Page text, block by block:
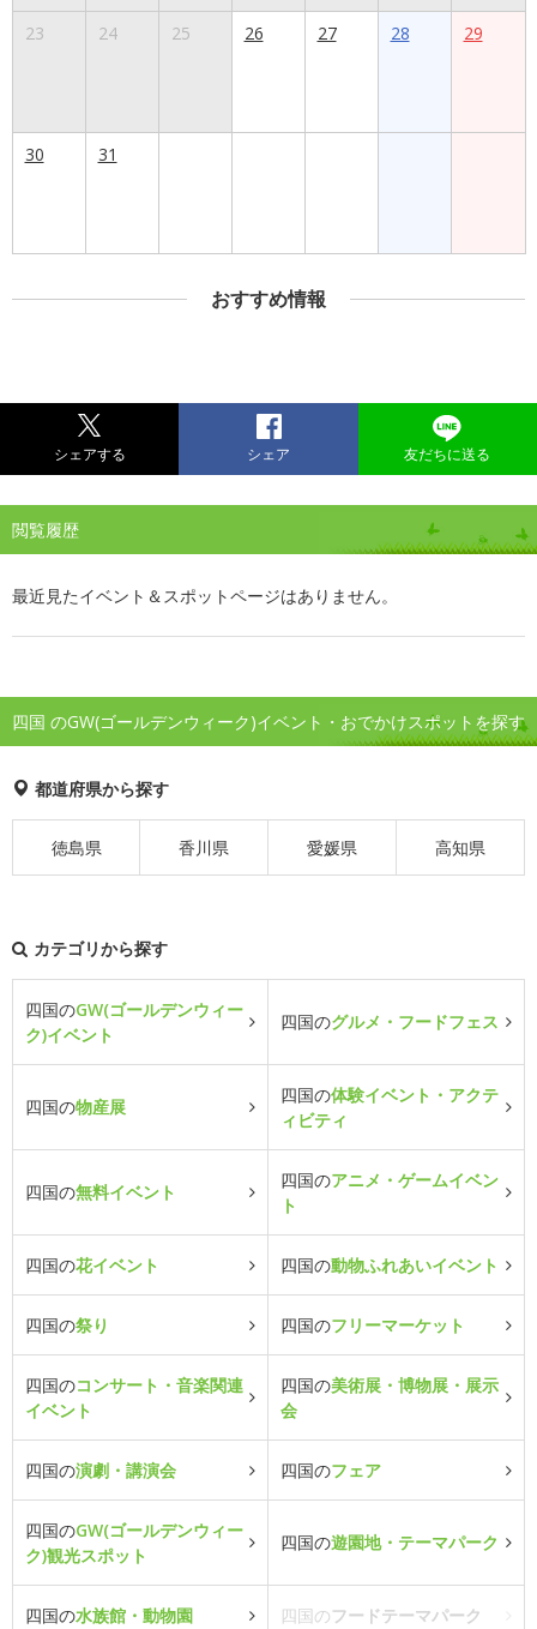
23 24 25 26 27 28 29
30 31
おすすめ情報
シェアする シェア 友だちに送る
閲覧履歴
最近見たイベント＆スポットページはありません。
四国 のGW(ゴールデンウィーク)イベント・おでかけスポットを探す
都道府県から探す
徳島県 香川県 愛媛県 高知県
カテゴリから探す
四国のGW(ゴールデンウィー
ク)イベント
四国のグルメ・フードフェス
四国の物産展
四国の体験イベント・アクテ
ィビティ
四国の無料イベント
四国のアニメ・ゲームイベン
ト
四国の花イベント 四国の動物ふれあいイベント
四国の祭り 四国のフリーマーケット
四国のコンサート・音楽関連
イベント
四国の美術展・博物展・展示
会
四国の演劇・講演会 四国のフェア
四国のGW(ゴールデンウィー
ク)観光スポット
四国の遊園地・テーマパーク
四国の水族館・動物園 四国のフードテーマパーク